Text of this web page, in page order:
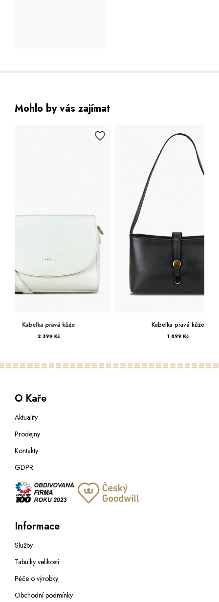
Mohlo by vás zajímat
Kabelka pravá kůže Kabelka
O Kaře
Aktuality
Prodejny
Kontakty
GDPR
Informace
Služby
Tabulky velikostí
Péče o výrobky
Obchodní podmínky